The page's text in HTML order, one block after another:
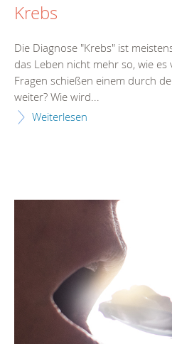
Krebs
Die Diagnose "Krebs" ist
das Leben nicht mehr so, wie
Fragen schießen einem durch
weiter? Wie wird...
Weiterlesen